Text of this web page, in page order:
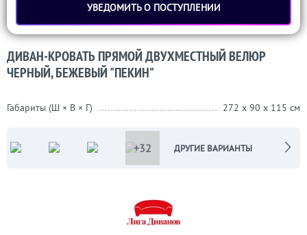
УВЕДОМИТЬ О ПОСТУПЛЕНИИ
ДИВАН-КРОВАТЬ ПРЯМОЙ ДВУХМЕСТНЫЙ ВЕЛЮР
ЧЕРНЫЙ, БЕЖЕВЫЙ "ПЕКИН"
Габариты (Ш × В × Г) 272 x 90 x 115 см
+32 ДРУГИЕ ВАРИАНТЫ